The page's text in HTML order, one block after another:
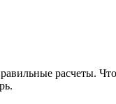
расчеты.